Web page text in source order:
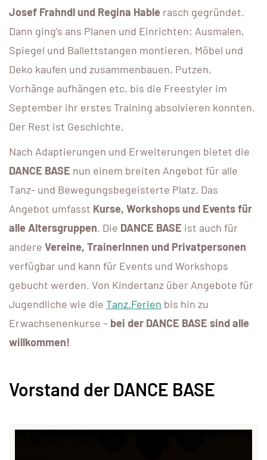
Josef Frahndl und Regina Hable rasch gegründet.
Dann ging’s ans Planen und Einrichten: Ausmalen,
Spiegel und Ballettstangen montieren, Möbel und
Deko kaufen und zusammenbauen, Putzen,
Vorhänge aufhängen etc. bis die Freestyler im
September ihr erstes Training absolvieren konnten.
Der Rest ist Geschichte.
Nach Adaptierungen und Erweiterungen bietet die
DANCE BASE nun einem breiten Angebot für alle
Tanz- und Bewegungsbegeisterte Platz. Das
Angebot umfasst Kurse, Workshops und Events für
alle Altersgruppen. Die DANCE BASE ist auch für
andere Vereine, TrainerInnen und Privatpersonen
verfügbar und kann für Events und Workshops
gebucht werden. Von Kindertanz über Angebote für
Jugendliche wie die Tanz.Ferien bis hin zu
Erwachsenenkurse – bei der DANCE BASE sind alle
willkommen!
Vorstand der DANCE BASE